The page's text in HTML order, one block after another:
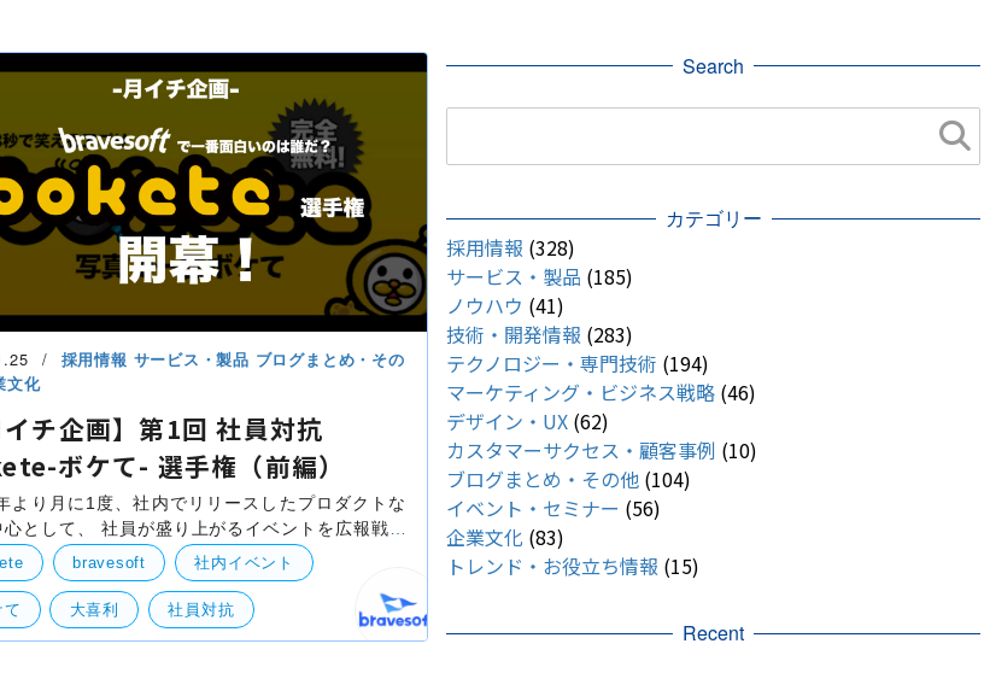
採用情報 サービス・製品 ブログまとめ・その
文化
イチ企画】第1回 社員対抗
ボケて- 選手権（前編）
より月に1度、社内でリリースしたプロダクトな
心として、 社員が盛り上がるイベントを広報戦略
提供致します。その名も「月イチ企画」！ 基本
るい感じの内容を記載しますので、是非肩の力
bravesoft 社内イベント
て 大喜利 社員対抗
Search
カテゴリー
採用情報 (328)
サービス・製品 (185)
ノウハウ (41)
技術・開発情報 (283)
テクノロジー・専門技術 (194)
マーケティング・ビジネス戦略 (46)
デザイン・UX (62)
カスタマーサクセス・顧客事例 (10)
ブログまとめ・その他 (104)
イベント・セミナー (56)
企業文化 (83)
トレンド・お役立ち情報 (15)
Recent